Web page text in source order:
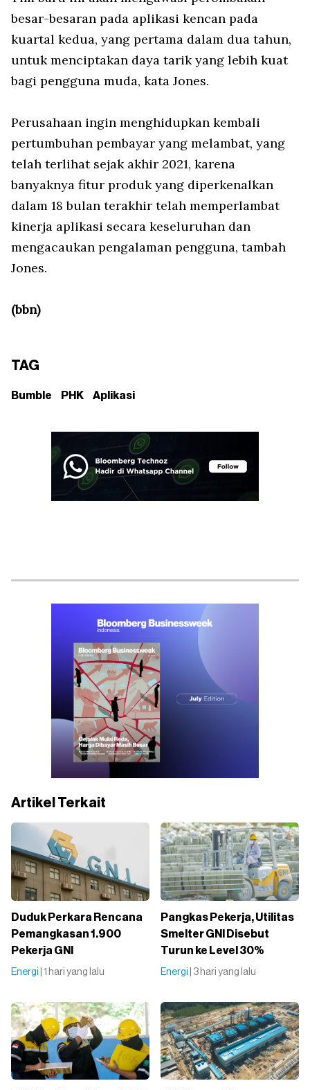
besar-besaran pada aplikasi kencan pada
kuartal kedua, yang pertama dalam dua tahun,
untuk menciptakan daya tarik yang lebih kuat
bagi pengguna muda, kata Jones.
Perusahaan ingin menghidupkan kembali
pertumbuhan pembayar yang melambat, yang
telah terlihat sejak akhir 2021, karena
banyaknya fitur produk yang diperkenalkan
dalam 18 bulan terakhir telah memperlambat
kinerja aplikasi secara keseluruhan dan
mengacaukan pengalaman pengguna, tambah
Jones.
(bbn)
TAG
Bumble PHK Aplikasi
Artikel Terkait
Duduk Perkara Rencana
Pemangkasan 1.900
Pekerja GNI
Energi | 1 hari yang lalu
Pangkas Pekerja, Utilitas
Smelter GNI Disebut
Turun ke Level 30%
Energi | 3 hari yang lalu